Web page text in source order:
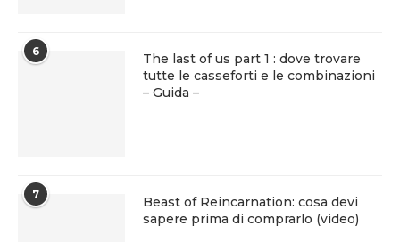
6
The last of us part 1 : dove trovare
tutte le casseforti e le combinazioni
– Guida –
7
Beast of Reincarnation: cosa devi
sapere prima di comprarlo (video)